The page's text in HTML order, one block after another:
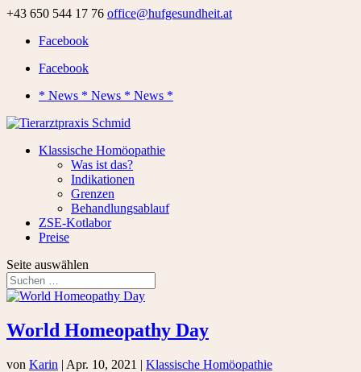
+43 650 544 17 76 office@hufgesundheit.at
Facebook
Facebook
* News * News * News *
Klassische Homöopathie
Was ist das?
Indikationen
Grenzen
Behandlungsablauf
ZSE-Kotlabor
Preise
Seite auswählen
World Homeopathy Day
von Karin | Apr. 10, 2021 | Klassische Homöopathie